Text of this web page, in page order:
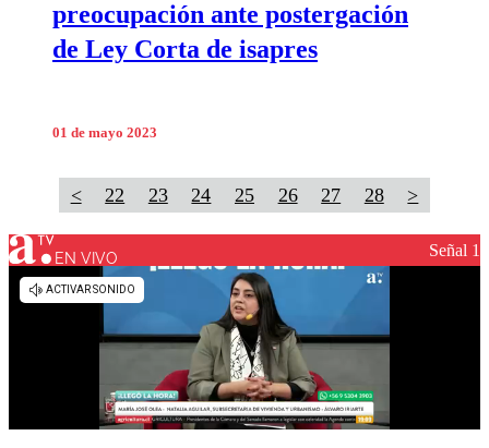
preocupación ante postergación
de Ley Corta de isapres
01 de mayo 2023
< 22 23 24 25 26 27 28 >
EN VIVO Señal 1